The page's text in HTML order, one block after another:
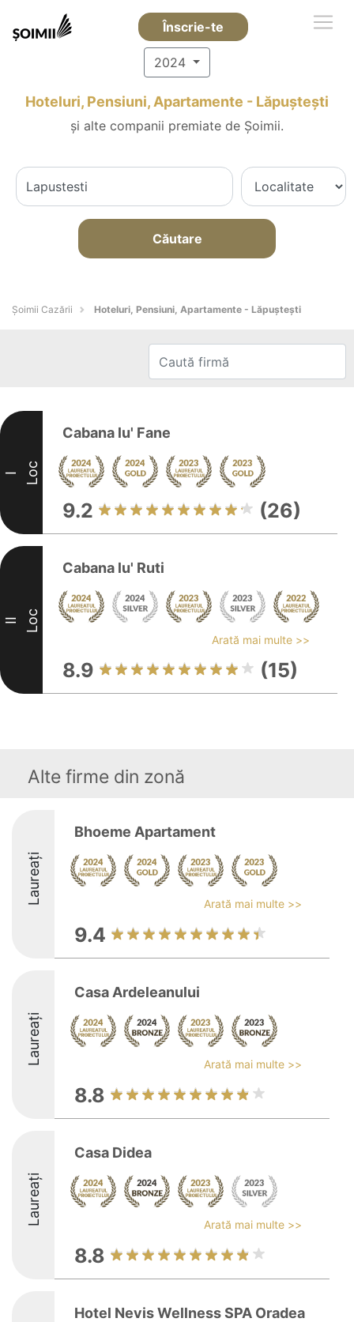
Înscrie-te
2024
Hoteluri, Pensiuni, Apartamente - Lăpuşteşti
și alte companii premiate de Șoimii.
Căutare
Șoimii Cazării Hoteluri, Pensiuni, Apartamente - Lăpuşteşti
I Loc
Cabana lu' Fane
9.2 (26)
II Loc
Cabana lu' Ruti
Arată mai multe >>
8.9 (15)
Alte firme din zonă
Laureați
Bhoeme Apartament
Arată mai multe >>
9.4
Laureați
Casa Ardeleanului
Arată mai multe >>
8.8
Laureați
Casa Didea
Arată mai multe >>
8.8
Hotel Nevis Wellness SPA Oradea